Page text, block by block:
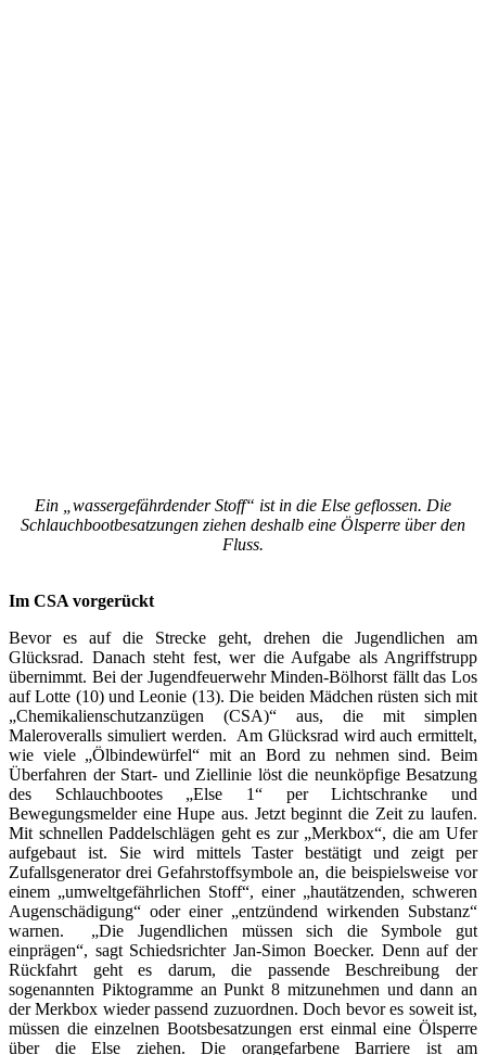
Ein „wassergefährdender Stoff“ ist in die Else geflossen. Die
Schlauchbootbesatzungen ziehen deshalb eine Ölsperre über den
Fluss.
Im CSA vorgerückt
Bevor es auf die Strecke geht, drehen die Jugendlichen am
Glücksrad. Danach steht fest, wer die Aufgabe als Angriffstrupp
übernimmt. Bei der Jugendfeuerwehr Minden-Bölhorst fällt das Los
auf Lotte (10) und Leonie (13). Die beiden Mädchen rüsten sich mit
„Chemikalienschutzanzügen (CSA)“ aus, die mit simplen
Maleroveralls simuliert werden. Am Glücksrad wird auch ermittelt,
wie viele „Ölbindewürfel“ mit an Bord zu nehmen sind. Beim
Überfahren der Start- und Ziellinie löst die neunköpfige Besatzung
des Schlauchbootes „Else 1“ per Lichtschranke und
Bewegungsmelder eine Hupe aus. Jetzt beginnt die Zeit zu laufen.
Mit schnellen Paddelschlägen geht es zur „Merkbox“, die am Ufer
aufgebaut ist. Sie wird mittels Taster bestätigt und zeigt per
Zufallsgenerator drei Gefahrstoffsymbole an, die beispielsweise vor
einem „umweltgefährlichen Stoff“, einer „hautätzenden, schweren
Augenschädigung“ oder einer „entzündend wirkenden Substanz“
warnen. „Die Jugendlichen müssen sich die Symbole gut
einprägen“, sagt Schiedsrichter Jan-Simon Boecker. Denn auf der
Rückfahrt geht es darum, die passende Beschreibung der
sogenannten Piktogramme an Punkt 8 mitzunehmen und dann an
der Merkbox wieder passend zuzuordnen. Doch bevor es soweit ist,
müssen die einzelnen Bootsbesatzungen erst einmal eine Ölsperre
über die Else ziehen. Die orangefarbene Barriere ist am